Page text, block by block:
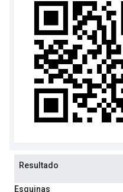
Resultado
Esquinas